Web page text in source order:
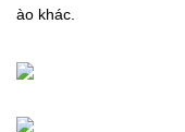
ào khác.